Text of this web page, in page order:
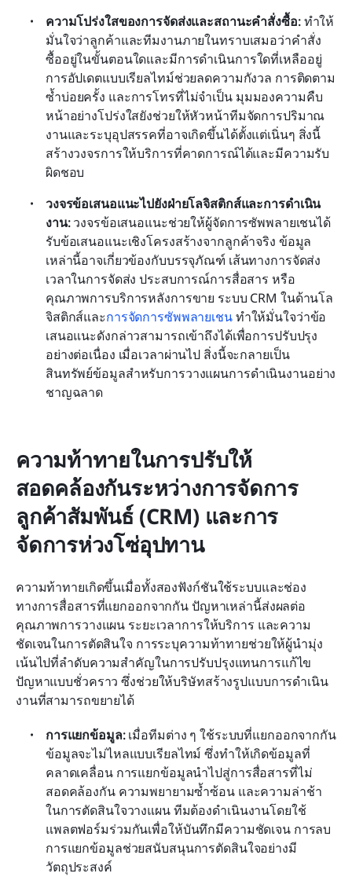
ความโปร่งใสของการจัดส่งและสถานะคำสั่งซื้อ: ทำให้
มั่นใจว่าลูกค้าและทีมงานภายในทราบเสมอว่าคำสั่ง
ซื้ออยู่ในขั้นตอนใดและมีการดำเนินการใดที่เหลืออยู่
การอัปเดตแบบเรียลไทม์ช่วยลดความกังวล การติดตาม
ซ้ำบ่อยครั้ง และการโทรที่ไม่จำเป็น มุมมองความคืบ
หน้าอย่างโปร่งใสยังช่วยให้หัวหน้าทีมจัดการปริมาณ
งานและระบุอุปสรรคที่อาจเกิดขึ้นได้ตั้งแต่เนิ่นๆ สิ่งนี้
สร้างวงจรการให้บริการที่คาดการณ์ได้และมีความรับ
ผิดชอบ
วงจรข้อเสนอแนะไปยังฝ่ายโลจิสติกส์และการดำเนิน
งาน: วงจรข้อเสนอแนะช่วยให้ผู้จัดการซัพพลายเชนได้
รับข้อเสนอแนะเชิงโครงสร้างจากลูกค้าจริง ข้อมูล
เหล่านี้อาจเกี่ยวข้องกับบรรจุภัณฑ์ เส้นทางการจัดส่ง
เวลาในการจัดส่ง ประสบการณ์การสื่อสาร หรือ
คุณภาพการบริการหลังการขาย ระบบ CRM ในด้านโล
จิสติกส์และการจัดการซัพพลายเชนทำให้มั่นใจว่าข้อ
เสนอแนะดังกล่าวสามารถเข้าถึงได้เพื่อการปรับปรุง
อย่างต่อเนื่อง เมื่อเวลาผ่านไป สิ่งนี้จะกลายเป็น
สินทรัพย์ข้อมูลสำหรับการวางแผนการดำเนินงานอย่าง
ชาญฉลาด
ความท้าทายในการปรับให้
สอดคล้องกันระหว่างการจัดการ
ลูกค้าสัมพันธ์ (CRM) และการ
จัดการห่วงโซ่อุปทาน
ความท้าทายเกิดขึ้นเมื่อทั้งสองฟังก์ชันใช้ระบบและช่อง
ทางการสื่อสารที่แยกออกจากกัน ปัญหาเหล่านี้ส่งผลต่อ
คุณภาพการวางแผน ระยะเวลาการให้บริการ และความ
ชัดเจนในการตัดสินใจ การระบุความท้าทายช่วยให้ผู้นำมุ่ง
เน้นไปที่ลำดับความสำคัญในการปรับปรุงแทนการแก้ไข
ปัญหาแบบชั่วคราว ซึ่งช่วยให้บริษัทสร้างรูปแบบการดำเนิน
งานที่สามารถขยายได้
การแยกข้อมูล: เมื่อทีมต่าง ๆ ใช้ระบบที่แยกออกจากกัน
ข้อมูลจะไม่ไหลแบบเรียลไทม์ ซึ่งทำให้เกิดข้อมูลที่
คลาดเคลื่อน การแยกข้อมูลนำไปสู่การสื่อสารที่ไม่
สอดคล้องกัน ความพยายามซ้ำซ้อน และความล่าช้า
ในการตัดสินใจวางแผน ทีมต้องดำเนินงานโดยใช้
แพลตฟอร์มร่วมกันเพื่อให้บันทึกมีความชัดเจน การลบ
การแยกข้อมูลช่วยสนับสนุนการตัดสินใจอย่างมี
วัตถุประสงค์